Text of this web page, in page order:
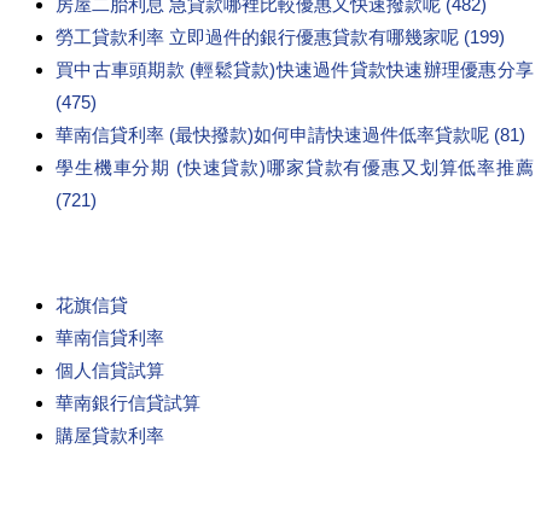
房屋二胎利息 急貸款哪裡比較優惠又快速撥款呢 (482)
勞工貸款利率 立即過件的銀行優惠貸款有哪幾家呢 (199)
買中古車頭期款 (輕鬆貸款)快速過件貸款快速辦理優惠分享
(475)
華南信貸利率 (最快撥款)如何申請快速過件低率貸款呢 (81)
學生機車分期 (快速貸款)哪家貸款有優惠又划算低率推薦
(721)
花旗信貸
華南信貸利率
個人信貸試算
華南銀行信貸試算
購屋貸款利率